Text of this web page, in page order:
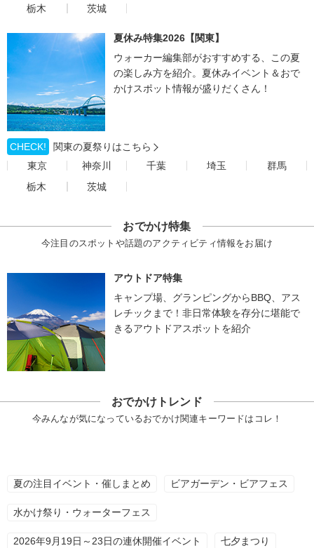
栃木
茨城
夏休み特集2026【関東】
ウォーカー編集部がおすすめする、この夏
の楽しみ方を紹介。夏休みイベント＆おで
かけスポット情報が盛りだくさん！
CHECK!
関東の夏祭りはこちら
東京
神奈川 千葉 埼玉
群馬
栃木
茨城
おでかけ特集
今注目のスポットや話題のアクティビティ情報をお届け
アウトドア特集
キャンプ場、グランピングからBBQ、アス
レチックまで！非日常体験を存分に堪能で
きるアウトドアスポットを紹介
おでかけトレンド
今みんなが気になっているおでかけ関連キーワードはコレ！
夏の注目イベント・催しまとめ ビアガーデン・ビアフェス
水かけ祭り・ウォーターフェス
2026年9月19日～23日の連休開催イベント 七夕まつり